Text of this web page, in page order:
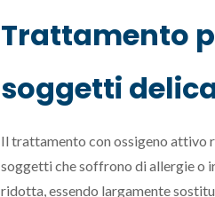
Trattamento
soggetti
Il trattamento con ossigeno attivo
soggetti che soffrono di allergie o
ridotta, essendo largamente